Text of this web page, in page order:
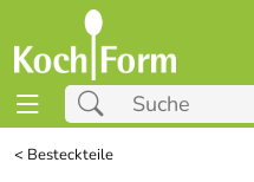
< Besteckteile